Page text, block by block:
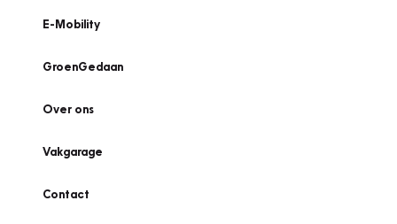
E-Mobility
GroenGedaan
Over ons
Vakgarage
Contact